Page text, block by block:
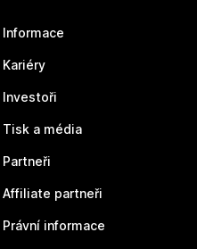
Informace
Kariéry
Investoři
Tisk a média
Partneři
Affiliate partneři
Právní informace